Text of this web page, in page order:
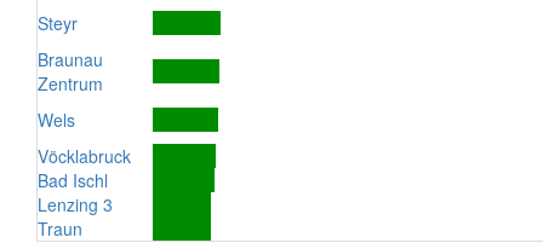
Steyr
Braunau
Zentrum
Wels
Vöcklabruck
Bad Ischl
Lenzing 3
Traun